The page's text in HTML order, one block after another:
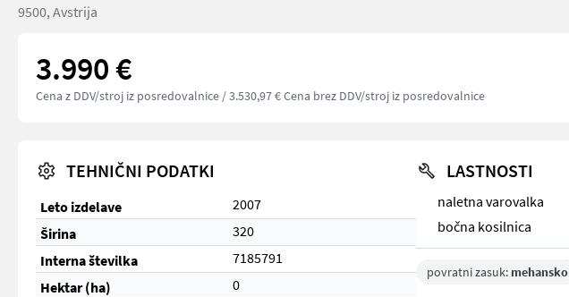
9500, Avstrija
3.990 €
Cena z DDV/stroj iz posredovalnice / 3.530,97 € Cena brez DDV/stroj iz posredovalnice
TEHNIČNI PODATKI
Leto izdelave
2007
Širina
320
Interna številka
7185791
Hektar (ha)
0
LASTNOSTI
naletna varovalka
bočna kosilnica
povratni zasuk: mehansko